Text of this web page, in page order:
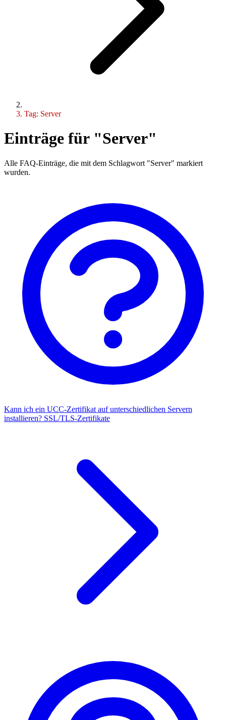
Tag: Server
Einträge für "Server"
Alle FAQ-Einträge, die mit dem Schlagwort "Server" markiert
wurden.
Kann ich ein UCC-Zertifikat auf unterschiedlichen Servern
installieren? SSL/TLS-Zertifikate